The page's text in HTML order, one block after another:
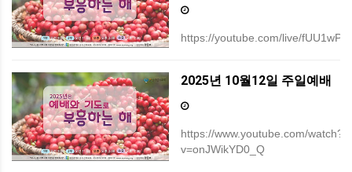
https://youtube.com/live/
2025년 10월12일 주일예배
https://www.youtube.com/watch?
v=onJWikYD0_Q